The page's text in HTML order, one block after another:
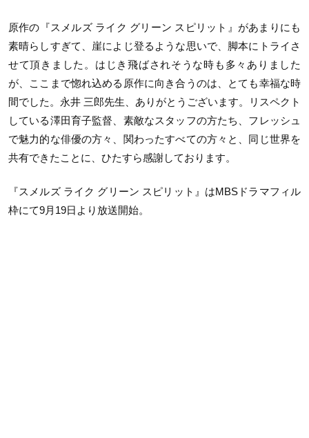
原作の『スメルズ ライク グリーン スピリット』があまりにも
素晴らしすぎて、崖によじ登るような思いで、脚本にトライさ
せて頂きました。はじき飛ばされそうな時も多々ありました
が、ここまで惚れ込める原作に向き合うのは、とても幸福な時
間でした。永井 三郎先生、ありがとうございます。リスペクト
している澤田育子監督、素敵なスタッフの方たち、フレッシュ
で魅力的な俳優の方々、関わったすべての方々と、同じ世界を
共有できたことに、ひたすら感謝しております。
『スメルズ ライク グリーン スピリット』はMBSドラマフィル
枠にて9月19日より放送開始。